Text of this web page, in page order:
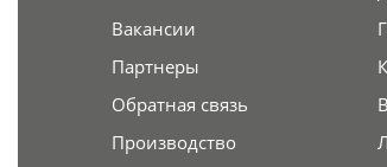
Вакансии
Партнеры
Обратная связь
Производство